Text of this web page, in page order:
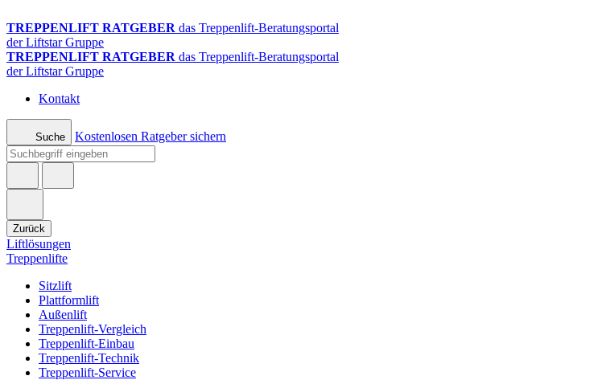
TREPPENLIFT RATGEBER das Treppenlift-Beratungsportal
der Liftstar Gruppe
TREPPENLIFT RATGEBER das Treppenlift-Beratungsportal
der Liftstar Gruppe
Kontakt
Suche Kostenlosen Ratgeber sichern
Zurück
Liftlösungen
Treppenlifte
Sitzlift
Plattformlift
Außenlift
Treppenlift-Vergleich
Treppenlift-Einbau
Treppenlift-Technik
Treppenlift-Service